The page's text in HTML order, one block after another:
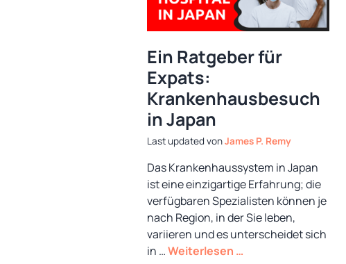
Ein Ratgeber für
Expats:
Krankenhausbesuch
in Japan
vonJames P. Remy
Das Krankenhaussystem in Japan
ist eine einzigartige Erfahrung; die
verfügbaren Spezialisten können je
nach Region, in der Sie leben,
variieren und es unterscheidet sich
in …Weiterlesen …